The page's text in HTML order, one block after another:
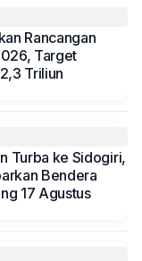
Rancangan
Target
Triliun
Turba ke Sidogiri,
Bendera
17 Agustus